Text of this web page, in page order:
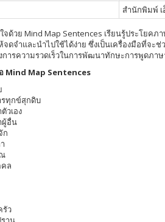
สำนักพิมพ์ เ
ด้วย Mind Map Sentences เรียนรู้ประโย
ดจำและนำไปใช้ได้ง่าย ซึ่งเป็นเครื่องมือที่จะ
ารความรวดเร็วในการพัฒนาทักษะการพูดภา
Mind Map Sentences
รทุกข์สุกดิบ
วเอง
ผู้อื่น
ก
ล
รัว